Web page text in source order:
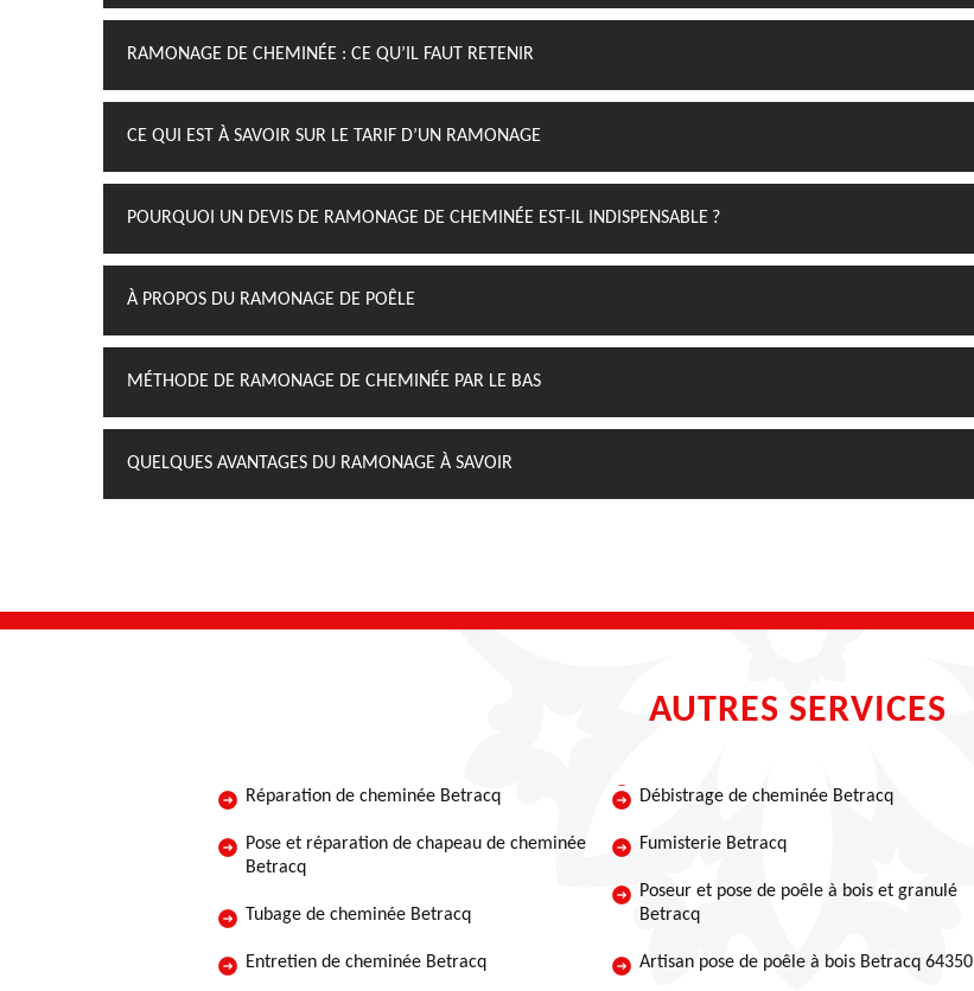
RAMONAGE DE CHEMINÉE : CE QU’IL FAUT RETENIR
CE QUI EST À SAVOIR SUR LE TARIF D’UN RAMONAGE
POURQUOI UN DEVIS DE RAMONAGE DE CHEMINÉE EST-IL INDISPENSABLE ?
À PROPOS DU RAMONAGE DE POÊLE
MÉTHODE DE RAMONAGE DE CHEMINÉE PAR LE BAS
QUELQUES AVANTAGES DU RAMONAGE À SAVOIR
AUTRES SERVICES
Réparation de cheminée Betracq
Pose et réparation de chapeau de cheminée
Betracq
Tubage de cheminée Betracq
Entretien de cheminée Betracq
Débistrage de cheminée Betracq
Fumisterie Betracq
Poseur et pose de poêle à bois et granulé
Betracq
Artisan pose de poêle à bois Betracq 64350